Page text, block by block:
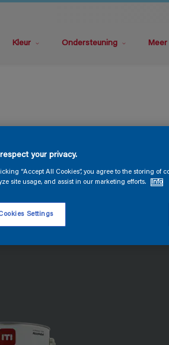
Kleur Ondersteuning
your privacy.
“Accept All Cookies”, you agree to the storing of
site usage, and assist in our marketing efforts.
Info
Settings